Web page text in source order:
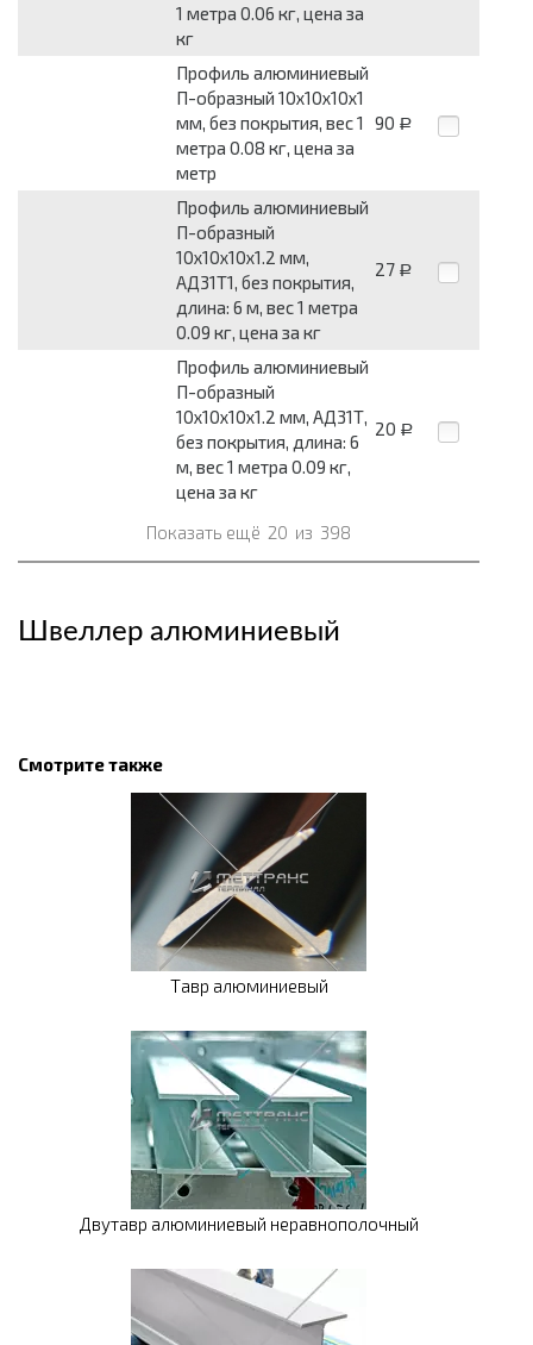
1 метра 0.06 кг, цена за
кг
Профиль алюминиевый
П-образный 10x10x10x1
мм, без покрытия, вес 1
метра 0.08 кг, цена за
метр
90 Р
Профиль алюминиевый
П-образный
10x10x10x1.2 мм,
АД31Т1, без покрытия,
длина: 6 м, вес 1 метра
0.09 кг, цена за кг
27 Р
Профиль алюминиевый
П-образный
10x10x10x1.2 мм, АД31Т,
без покрытия, длина: 6
м, вес 1 метра 0.09 кг,
цена за кг
20 Р
Показать ещё 20 из 398
Швеллер алюминиевый
Смотрите также
Тавр алюминиевый
Двутавр алюминиевый неравнополочный